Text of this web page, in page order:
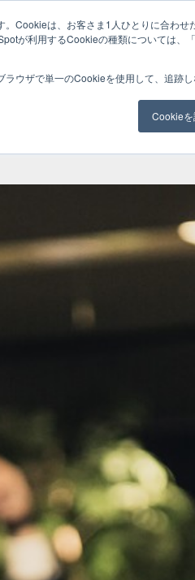
Cookieは、お客さま1人ひとりに合わせ
が利用するCookieの種類については、「
ウザで単一のCookieを使用して、追跡し
Cookie
Web制作 ナレッジ